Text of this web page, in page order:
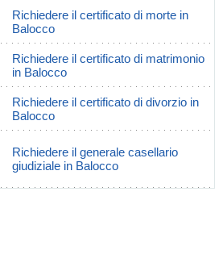
Richiedere il certificato di morte in
Balocco
Richiedere il certificato di matrimonio
in Balocco
Richiedere il certificato di divorzio in
Balocco
Richiedere il generale casellario
giudiziale in Balocco